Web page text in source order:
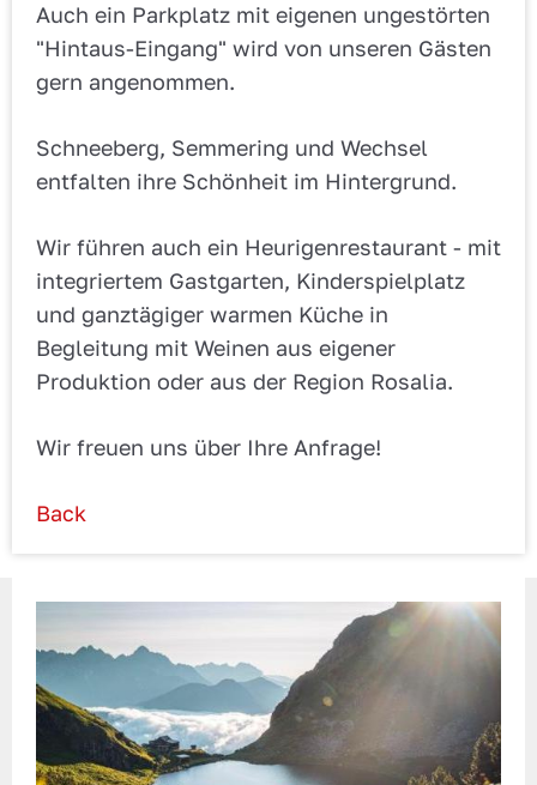
Auch ein Parkplatz mit eigenen ungestörten
"Hintaus-Eingang" wird von unseren Gästen
gern angenommen.
Schneeberg, Semmering und Wechsel
entfalten ihre Schönheit im Hintergrund.
Wir führen auch ein Heurigenrestaurant - mit
integriertem Gastgarten, Kinderspielplatz
und ganztägiger warmen Küche in
Begleitung mit Weinen aus eigener
Produktion oder aus der Region Rosalia.
Wir freuen uns über Ihre Anfrage!
Back